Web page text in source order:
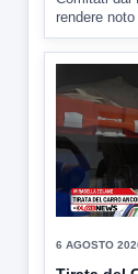
L'assessore